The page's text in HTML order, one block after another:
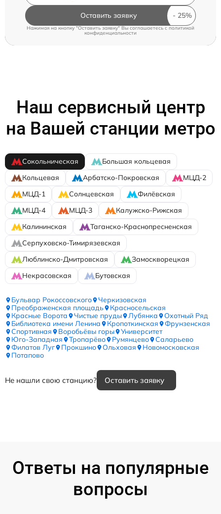
Оставить заявку
Нажимая на кнопку "Оставить заявку" Вы соглашаетесь cполитикой
конфиденциальности
Наш сервисный центр
на Вашей станции метро
Сокольническая
Большая кольцевая
Кольцевая
Арбатско-Покровская
МЦД-2
МЦД-1
Солнцевская
Филёвская
МЦД-4
МЦД-3
Калужско-Рижская
Калининская
Таганско-Краснопресненская
Серпуховско-Тимирязевская
Люблинско-Дмитровская
Замоскворецкая
Некрасовская
Бутовская
Бульвар Рокоссовского
Черкизовская
Преображенская площадь
Красносельская
Красные Ворота
Чистые пруды Лубянка
Охотный Ряд
Библиотека имени Ленина
Кропоткинская
Фрунзенская
Спортивная
Воробьёвы горы
Университет
Юго-Западная
Тропарёво Румянцево
Саларьево
Филатов Луг
Прокшино Ольховая
Новомосковская
Потапово
Не нашли свою станцию? Оставить заявку
Ответы на популярные
вопросы